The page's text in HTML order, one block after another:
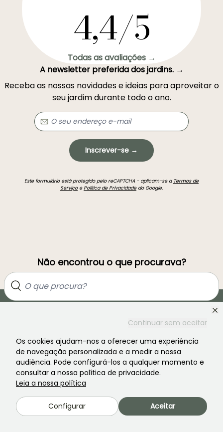
Continuar sem aceitar
Os cookies ajudam-nos a oferecer uma experiência
de navegação personalizada e a medir a nossa
audiência. Pode configurá-los a qualquer momento e
consultar a nossa política de privacidade.
Leia a nossa política
Configurar Aceitar
4,4/5
Todas as avaliações →
A newsletter preferida dos jardins. →
Receba as nossas novidades e ideias para aproveitar o
seu jardim durante todo o ano.
Inscrever-se →
Este formulário está protegido pelo reCAPTCHA - aplicam-se a Termos de
ServiçoePolítica de Privacidadedo Google.
Não encontrou o que procurava?
Junte-se à comunidade dos apaixonados por plantas!